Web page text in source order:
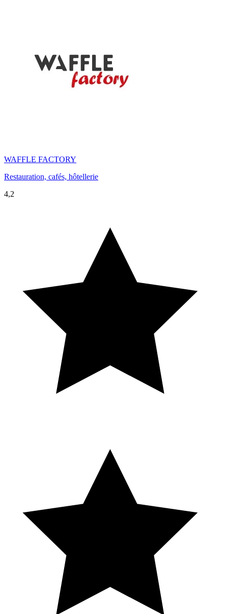
WAFFLE FACTORY
Restauration, cafés, hôtellerie
4,2